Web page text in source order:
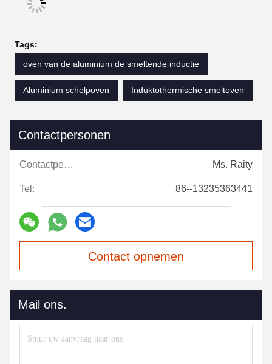
Tags:
oven van de aluminium de smeltende inductie
Aluminium schelpoven Induktothermische smeltoven
Contactpersonen
Contactpersonen: Ms. Raity
Tel: 86--13235363441
Contact opnemen
Mail ons.